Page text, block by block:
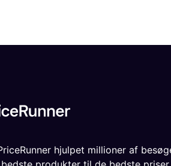
hjulpet millioner af